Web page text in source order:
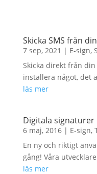
Skicka SMS från
7 sep, 2021 | E-sign,
Skicka direkt från
installera något, det
läs mer
Digitala signaturer
6 maj, 2016| E-sign,
En ny och riktigt
gång! Våra
läs mer